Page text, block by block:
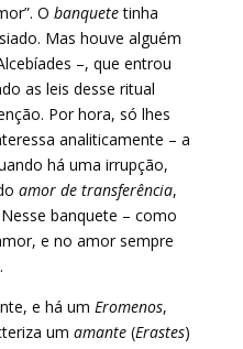
O banquetetinha
Mas houve alguém
–, que entrou
as leis desse ritual
Por hora, só lhes
analiticamente – a
há uma irrupção,
amor de transferência,
banquete – como
e no amor sempre
e há um Eromenos,
um amante(Erastes)